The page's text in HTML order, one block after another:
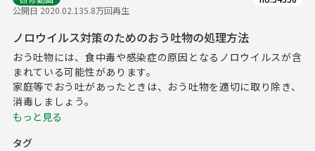
公開日 2020.02.135.8万回再生
ノロウイルス対策のためのおう吐物の処理方法
おう吐物には、食中毒や感染症の原因となるノロウイルスが含
まれている可能性があります。
家庭等でおう吐があったときは、おう吐物を適切に取り除き、
消毒しましょう。
もっと見る
タグ